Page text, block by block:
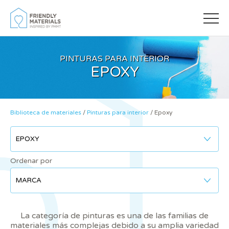
PINTURAS PARA INTERIOR
EPOXY
Biblioteca de materiales / Pinturas para interior / Epoxy
Ordenar por
La categoría de pinturas es una de las familias de
materiales más complejas debido a su amplia variedad
Modificar cookies
Este sitio web utiliza Cookies propias para recopilar
instalación de las mismas. El usuario tiene la posibilidad
de configurar su navegador pudiendo, si así lo desea,